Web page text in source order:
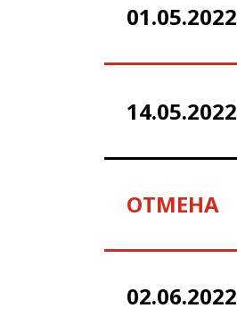
01.05.2022
14.05.2022
ОТМЕНА
02.06.2022